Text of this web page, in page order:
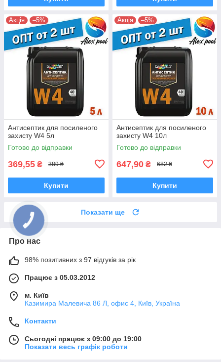
Акція –5%
Антисептик для посиленого
захисту W4 5л
Готово до відправки
369,55 ₴ 389 ₴
Купити
Акція –5%
Антисептик для посиленого
захисту W4 10л
Готово до відправки
647,90 ₴ 682 ₴
Купити
Показати ще
Про нас
98% позитивних з 97 відгуків за рік
Працює з 05.03.2012
м. Київ
Казимира Малевича 86 Л, офис 4, Київ, Україна
Контакти
Сьогодні працює з 09:00 до 19:00
Показати весь графік роботи